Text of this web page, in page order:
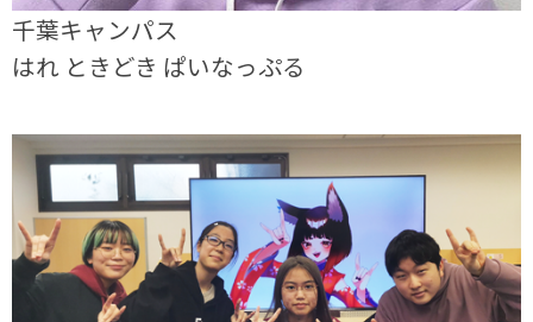
千葉キャンパス
はれ ときどき ぱいなっぷる